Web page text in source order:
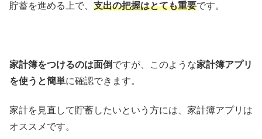
貯蓄を進める上で、 支出の把握はとても重要です。
家計簿をつけるのは面倒ですが、このような家計簿アプリ
を使うと簡単に確認できます。
家計を見直して貯蓄したいという方には、家計簿アプリは
オススメです。